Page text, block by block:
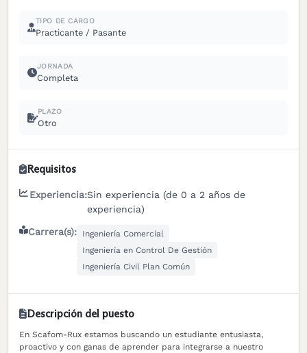
TIPO DE CARGO
Practicante / Pasante
JORNADA
Completa
PLAZO
Otro
Requisitos
Experiencia:Sin experiencia (de 0 a 2 años de
experiencia)
Carrera(s):
Ingeniería Comercial
Ingeniería en Control De Gestión
Ingeniería Civil Plan Común
Descripción del puesto
En Scafom-Rux estamos buscando un estudiante entusiasta,
proactivo y con ganas de aprender para integrarse a nuestro